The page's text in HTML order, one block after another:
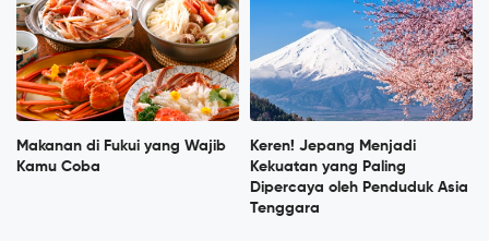
Makanan di Fukui yang Wajib
Kamu Coba
Keren! Jepang Menjadi
Kekuatan yang Paling
Dipercaya oleh Penduduk Asia
Tenggara